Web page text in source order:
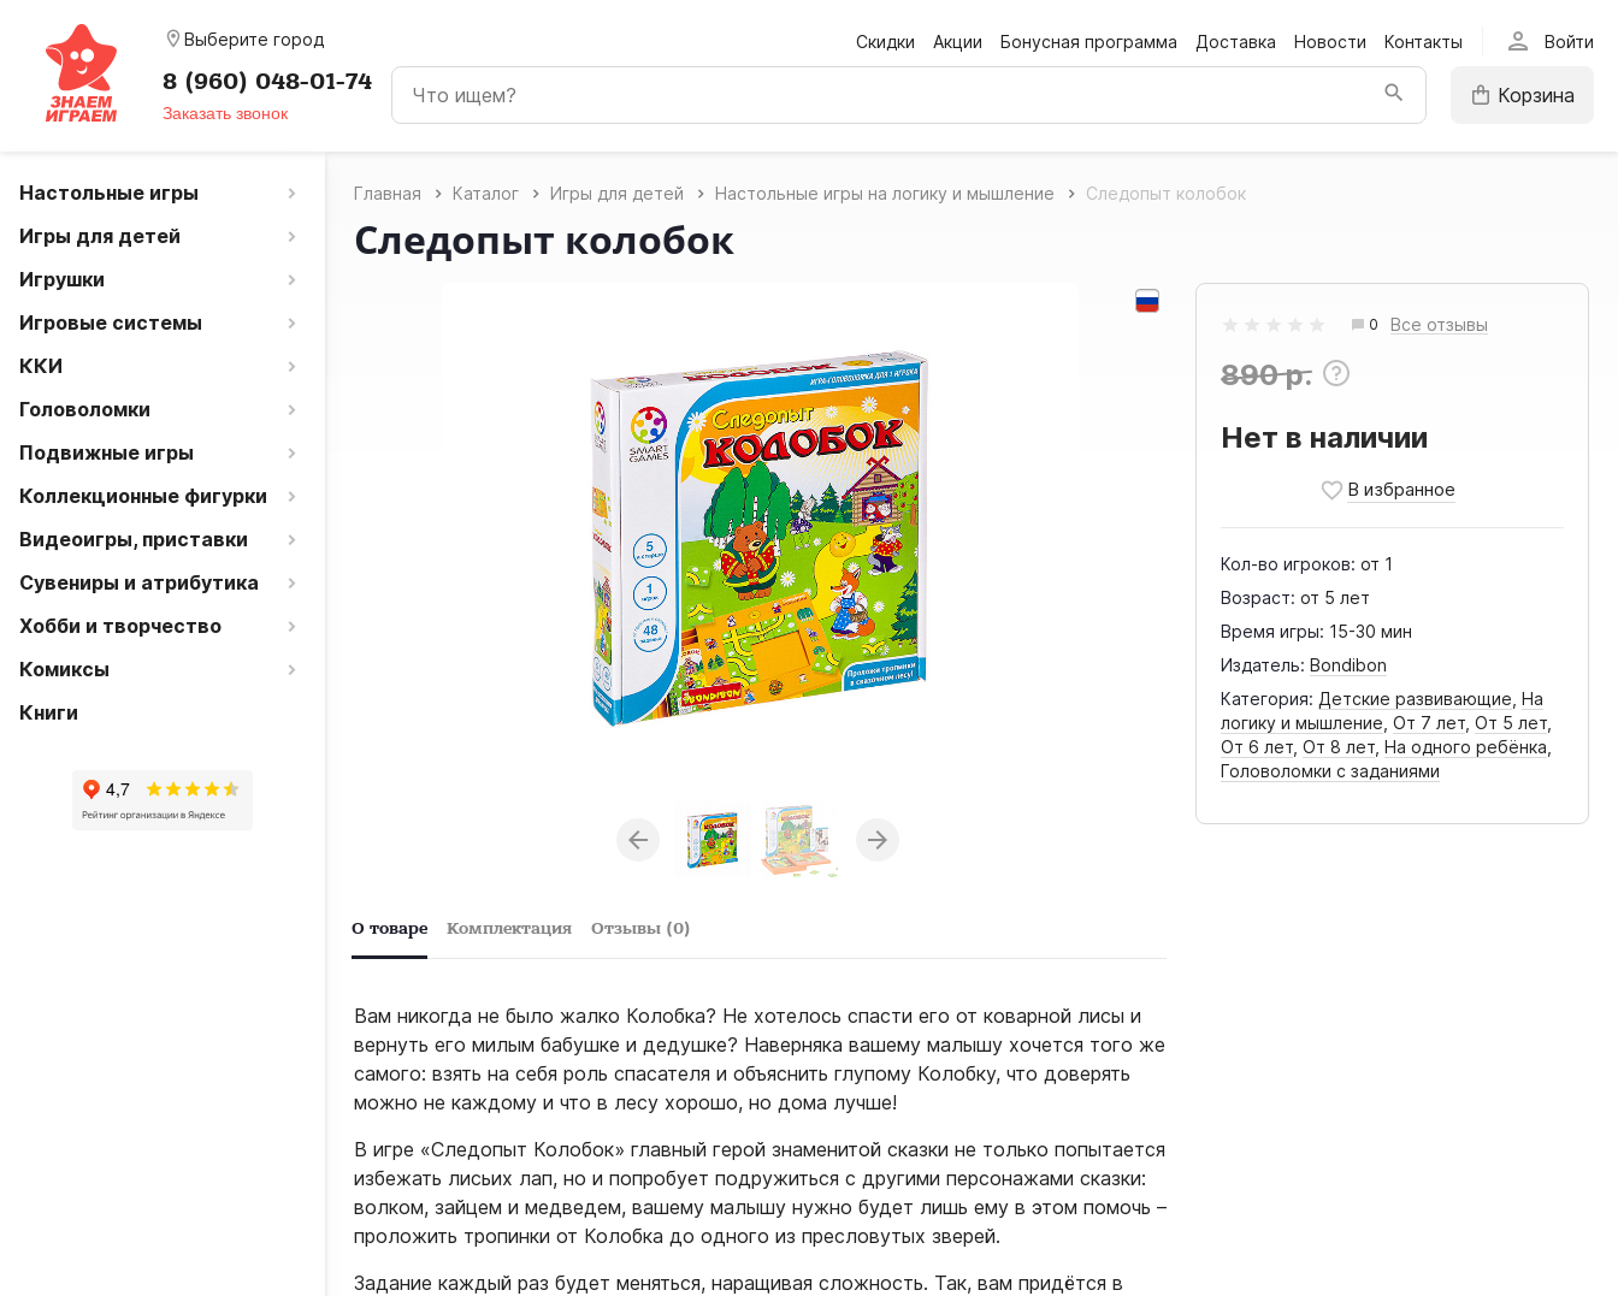
room Выберите город Скидки Акции Бонусная программа Доставка Новости Контакты person Войти
8 (960) 048-01-74
Заказать звонок
Корзина
Настольные игры
Игры для детей
Игрушки
Игровые системы
ККИ
Головоломки
Подвижные игры
Коллекционные фигурки
Видеоигры, приставки
Сувениры и атрибутика
Хобби и творчество
Комиксы
Книги
Главная Каталог Игры для детей Настольные игры на логику и мышление Следопыт колобок
Следопыт колобок
0 Все отзывы
890 р.
Нет в наличии
Кол-во игроков: от 1
Возраст: от 5 лет
Время игры: 15-30 мин
Издатель: Bondibon
Категория: Детские развивающие ,На
логику и мышление ,От 7 лет ,От 5 лет
От 6 лет ,От 8 лет ,На одного ребёнка
Головоломки с заданиями
О товаре Комплектация Отзывы (0)
Вам никогда не было жалко Колобка? Не хотелось спасти его от коварной лисы и
вернуть его милым бабушке и дедушке? Наверняка вашему малышу хочется того же
самого: взять на себя роль спасателя и объяснить глупому Колобку, что доверять
можно не каждому и что в лесу хорошо, но дома лучше!
В игре «Следопыт Колобок» главный герой знаменитой сказки не только попытается
избежать лисьих лап, но и попробует подружиться с другими персонажами сказки:
волком, зайцем и медведем, вашему малышу нужно будет лишь ему в этом помочь –
проложить тропинки от Колобка до одного из пресловутых зверей.
Задание каждый раз будет меняться, наращивая сложность. Так, вам придётся в